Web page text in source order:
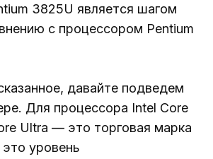
3825U является шагом
с процессором Pentium
давайте подведем
Для процессора Intel Core
Ultra — это торговая марка
уровень